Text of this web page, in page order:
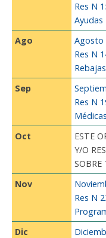
Res N
Ago
Agosto
Res N
Sep
Res N
Oct
ESTE
Y/O
SOBRE
Nov
Res N
Dic